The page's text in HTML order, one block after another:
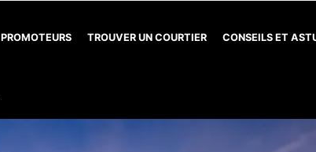
PROMOTEURS TROUVER UN COURTIER CONSEILS ET